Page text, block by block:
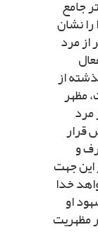
جامع
را نشان
مرد
از
مظهر
مرد
قرار
و
این جهت
خدا
او
مظهریت